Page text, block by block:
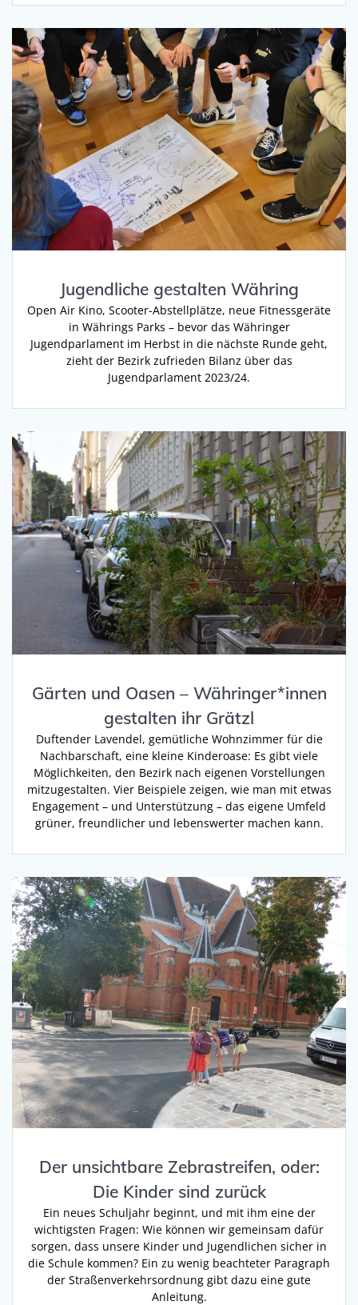
Jugendliche gestalten Währing
Open Air Kino, Scooter-Abstellplätze, neue Fitnessgeräte
in Währings Parks – bevor das Währinger
Jugendparlament im Herbst in die nächste Runde geht,
zieht der Bezirk zufrieden Bilanz über das
Jugendparlament 2023/24.
Gärten und Oasen – Währinger*innen
gestalten ihr Grätzl
Duftender Lavendel, gemütliche Wohnzimmer für die
Nachbarschaft, eine kleine Kinderoase: Es gibt viele
Möglichkeiten, den Bezirk nach eigenen Vorstellungen
mitzugestalten. Vier Beispiele zeigen, wie man mit etwas
Engagement – und Unterstützung – das eigene Umfeld
grüner, freundlicher und lebenswerter machen kann.
Der unsichtbare Zebrastreifen, oder:
Die Kinder sind zurück
Ein neues Schuljahr beginnt, und mit ihm eine der
wichtigsten Fragen: Wie können wir gemeinsam dafür
sorgen, dass unsere Kinder und Jugendlichen sicher in
die Schule kommen? Ein zu wenig beachteter Paragraph
der Straßenverkehrsordnung gibt dazu eine gute
Anleitung.